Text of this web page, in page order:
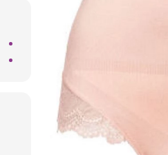
بی بند
از جلو باز
برالت
تراینگل
پلانج